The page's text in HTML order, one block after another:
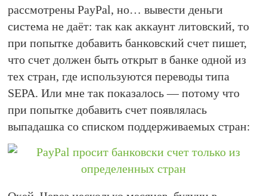
рассмотрены PayPal, но… вывести деньги
система не даёт: так как аккаунт литовский, то
при попытке добавить банковский счет пишет,
что счет должен быть открыт в банке одной из
тех стран, где используются переводы типа
SEPA. Или мне так показалось — потому что
при попытке добавить счет появлялась
выпадашка со списком поддерживаемых стран: